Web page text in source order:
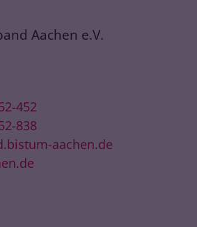
Aachen e.V.
452
838
aachen.de